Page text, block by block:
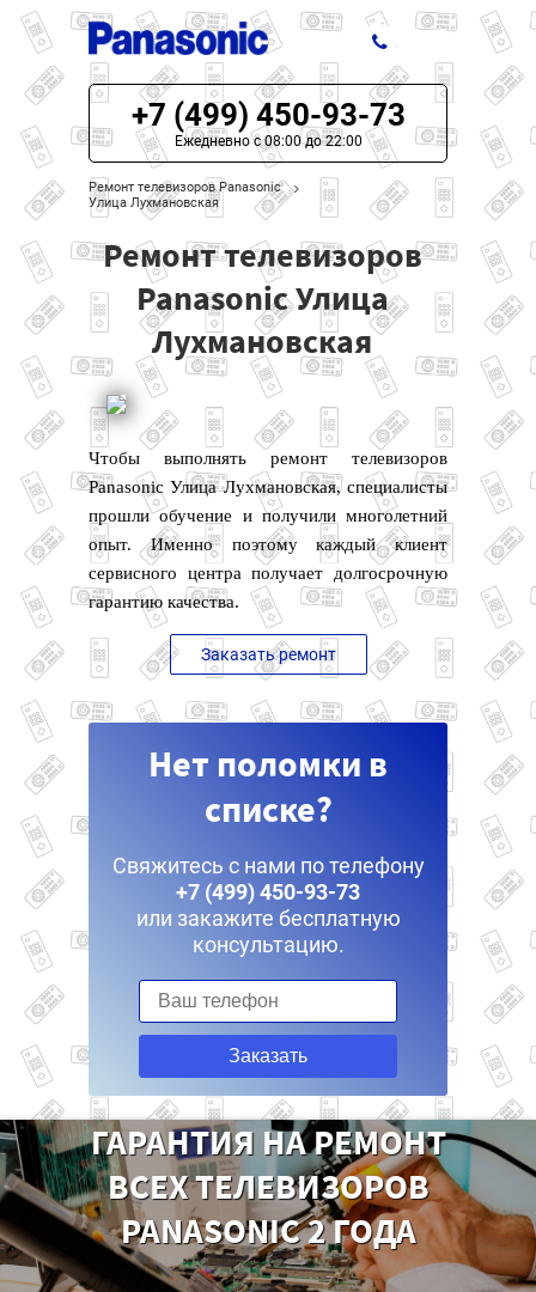
ЦЕНЫ НА РЕМОНТ
О СЕРВИСЕ
МОДЕЛИ PANASONIC
НАШИ КОНТАКТЫ
+7 (499) 450-93-73
Ежедневно с 08:00 до 22:00
Ремонт телевизоров Panasonic
Улица Лухмановская
Ремонт телевизоров
Panasonic Улица
Лухмановская
Чтобы выполнять ремонт телевизоров
Panasonic Улица Лухмановская, специалисты
прошли обучение и получили многолетний
опыт. Именно поэтому каждый клиент
сервисного центра получает долгосрочную
гарантию качества.
Заказать ремонт
Нет поломки в
списке?
Свяжитесь с нами по телефону
+7 (499) 450-93-73
или закажите бесплатную
консультацию.
Заказать
ГАРАНТИЯ НА РЕМОНТ
ВСЕХ ТЕЛЕВИЗОРОВ
PANASONIC 2 ГОДА